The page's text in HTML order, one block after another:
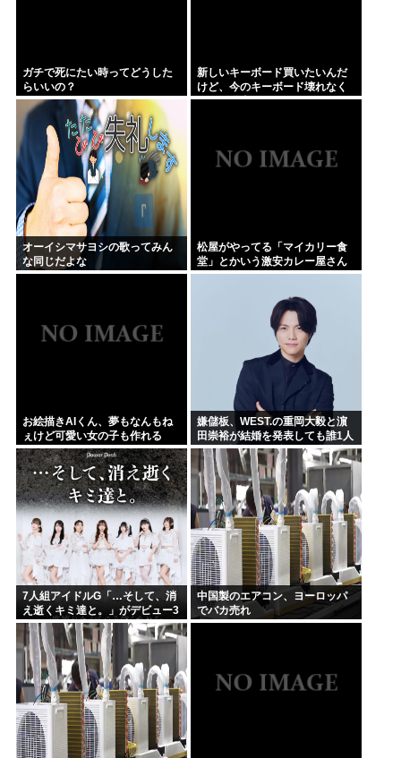
ガチで死にたい時ってどうした
らいいの？
新しいキーボード買いたいんだ
けど、今のキーボード壊れなく
て買う理由が見つからない
オーイシマサヨシの歌ってみん
な同じだよな
松屋がやってる「マイカリー食
堂」とかいう激安カレー屋さん
がこちらwww
お絵描きAIくん、夢もなんもね
ぇけど可愛い女の子も作れる
嫌儲板、WEST.の重岡大毅と濵
田崇裕が結婚を発表しても誰1人
として話題にせず… どの掲示板
もSNSもトレンドなのにどうし
て
7人組アイドルG「…そして、消
え逝くキミ達と。」がデビュー3
か月で解散 事務所が事業継続困
難なため
中国製のエアコン、ヨーロッパ
でバカ売れ